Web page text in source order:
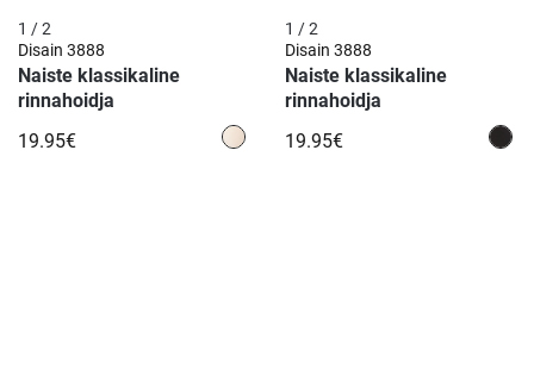
1 / 2
Disain 3888
Naiste klassikaline
rinnahoidja
19.95€
1 / 2
Disain 3888
Naiste klassikaline
rinnahoidja
19.95€